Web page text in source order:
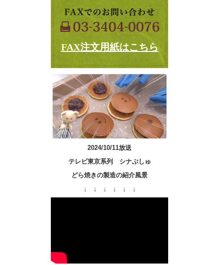
FAX注文用紙はこちら
2024/10/11放送
テレビ東京系列 シナぷしゅ
どら焼きの製造の紹介風景
↓ ↓ ↓ ↓ ↓ ↓